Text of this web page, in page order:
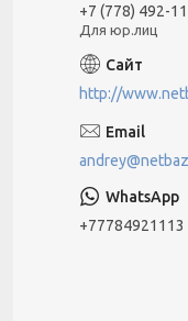
+7 (778) 492-
Для юр.лиц
http://
+77784921113